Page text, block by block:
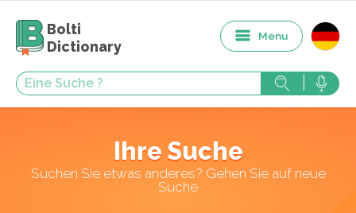
Bolti
Dictionary
Menu
Ihre Suche
Suchen Sie etwas anderes? Gehen Sie auf neue
Suche